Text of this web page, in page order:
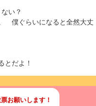
い？
僕ぐらいになると全然大丈
とだよ！
お願いします！